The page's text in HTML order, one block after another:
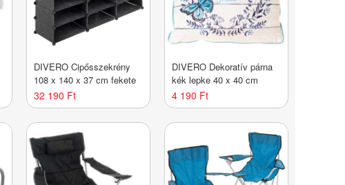
DIVERO Cipősszekrény
108 x 140 x 37 cm fekete
32 190 Ft
DIVERO Dekoratív párna
kék lepke 40 x 40 cm
4 190 Ft